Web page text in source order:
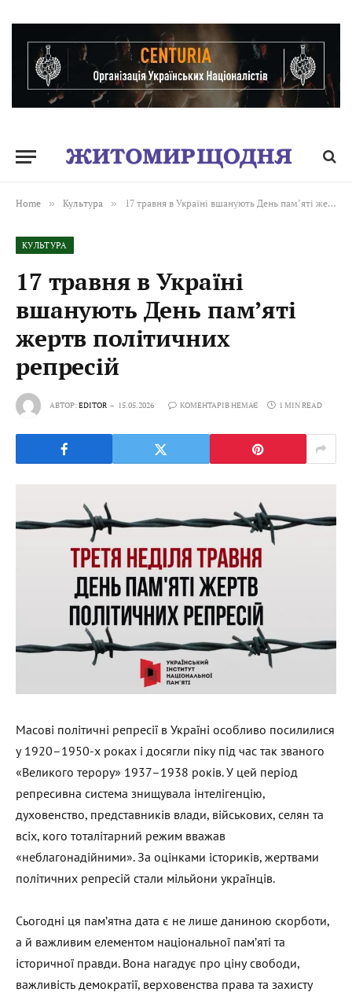
Home » Культура » 17 травня в Україні вшанують День пам’яті жертв політичних репресій
КУЛЬТУРА
17 травня в Україні
вшанують День пам’яті
жертв політичних
репресій
АВТОР:EDITOR 15.05.2026 КОМЕНТАРІВ НЕМАЄ 1 MIN READ
Масові політичні репресії в Україні особливо посилилися
у 1920–1950-х роках і досягли піку під час так званого
«Великого терору» 1937–1938 років. У цей період
репресивна система знищувала інтелігенцію,
духовенство, представників влади, військових, селян та
всіх, кого тоталітарний режим вважав
«неблагонадійними». За оцінками істориків, жертвами
політичних репресій стали мільйони українців.
Сьогодні ця пам’ятна дата є не лише даниною скорботи,
а й важливим елементом національної пам’яті та
історичної правди. Вона нагадує про ціну свободи,
важливість демократії, верховенства права та захисту